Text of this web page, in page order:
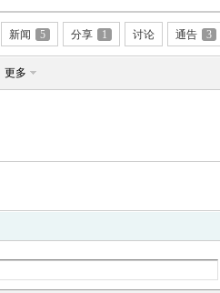
新闻 5 分享 1 讨论 通告 3
更多